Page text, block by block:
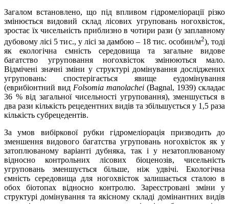
Загалом встановлено, що під впливом гідромеліорації різко
змінюється видовий склад лісових угруповань ногохвісток,
зростає їх чисельність приблизно в чотири рази (у заплавному
дубовому лісі 5 тис., у лісі за дамбою – 18 тис. особин/м2), тоді
як екологічна ємність середовища та загальне видове
багатство угруповання ногохвісток змінюються мало.
Відмічені значні зміни у структурі домінування досліджених
угруповань: спостерігається явище еудомінування
(еврибіонтний вид Folsomia manolachei (Bagnal, 1939) складає
36 % від загальної чисельності угруповання), зменшується в
два рази кількість рецедентних видів та збільшується у 1,5 раза
кількість субрецедентів.
За умов вибіркової рубки гідромеліорація призводить до
зменшення видового багатства угруповань ногохвісток як у
затоплюваному варіанті дубняка, так і у незатоплюваному
відносно контрольних лісових біоценозів, чисельність
угруповань зменшується більше, ніж удвічі. Екологічна
ємність середовища для ногохвісток залишається сталою в
обох біотопах відносно контролю. Зареєстровані зміни у
структурі домінування та якісному складі домінантних видів